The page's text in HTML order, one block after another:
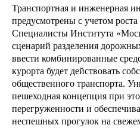
Транспортная и инженерная
предусмотрены с учетом роста
Специалисты Института
сценарий разделения
ввести комбинированные
курорта будет действовать
общественного транспорта.
пешеходная концепция при
перегруженности и
неспешных прогулок на